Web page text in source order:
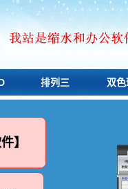
排列三 双色
】